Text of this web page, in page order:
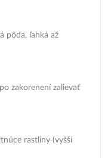
pôda, ľahká až
zakorenení zalievať
rastliny (vyšší